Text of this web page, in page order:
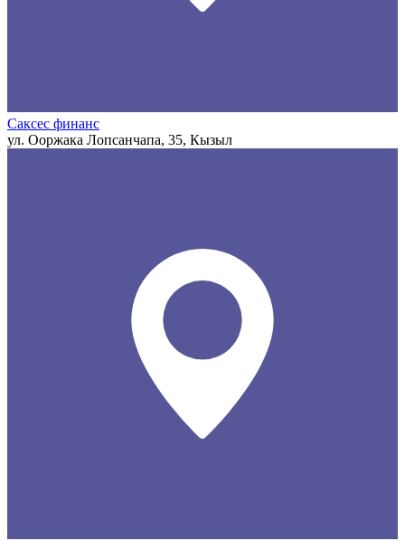
Саксес финанс
ул. Ооржака Лопсанчапа, 35, Кызыл